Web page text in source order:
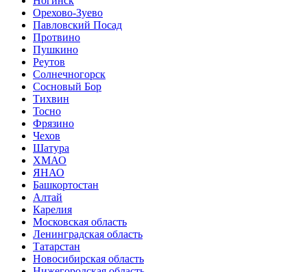
Орехово-Зуево
Павловский Посад
Протвино
Пушкино
Реутов
Солнечногорск
Сосновый Бор
Тихвин
Тосно
Фрязино
Чехов
Шатура
ХМАО
ЯНАО
Башкортостан
Алтай
Карелия
Московская область
Ленинградская область
Татарстан
Новосибирская область